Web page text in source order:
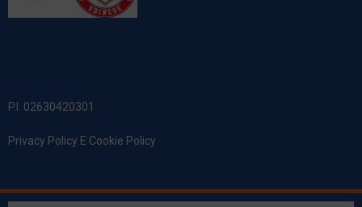
P.I. 02630420301
Privacy Policy E Cookie Policy